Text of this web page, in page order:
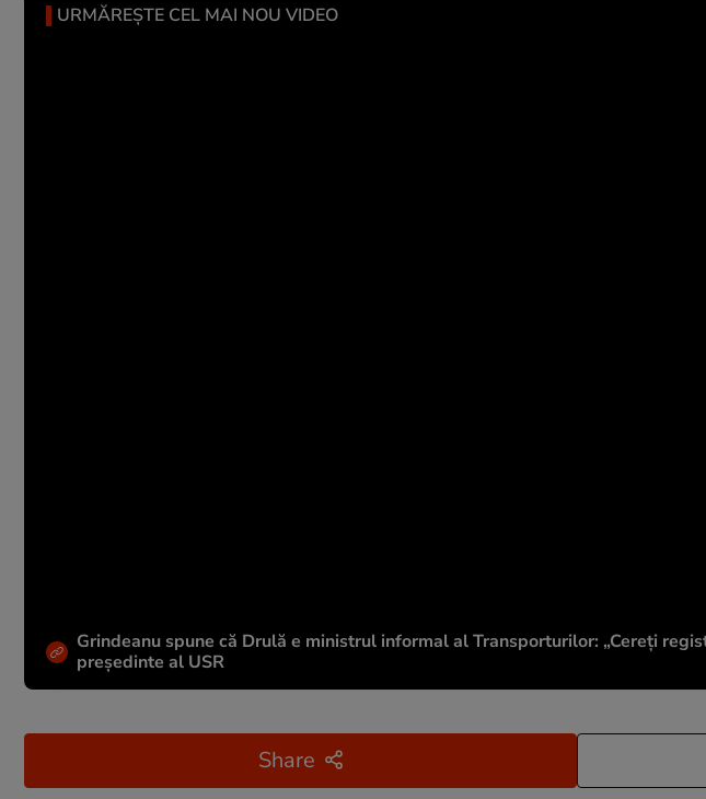
URMĂREȘTE CEL MAI NOU VIDEO
Grindeanu spune că Drulă e ministrul informal al Transporturilor: „Cereți
președinte al USR
Share